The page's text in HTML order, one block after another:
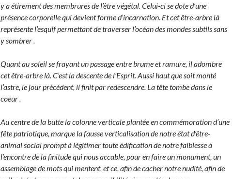
y a étirement des membrures de l’être végétal. Celui-ci se dote d’une
présence corporelle qui devient forme d’incarnation. Et cet être-arbre là
représente l’esquif permettant de traverser l’océan des mondes subtils sans
y sombrer .
Quant au soleil se frayant un passage entre brume et ramure, il adombre
cet être-arbre là. C’est la descente de l’Esprit. Aussi haut que soit monté
l’astre, le jour précédent, il finit par redescendre. La tête tombe dans le
coeur .
Au centre de la butte la colonne verticale plantée en commémoration d’une
fête patriotique, marque la fausse verticalisation de notre état d’être-
animal social prompt à légitimer toute édification de notre faiblesse à
l’encontre de la finitude qui nous accable, pour en faire un monument, un
assemblage de mots qui mentent, et ce, afin de cacher notre nudité, afin de